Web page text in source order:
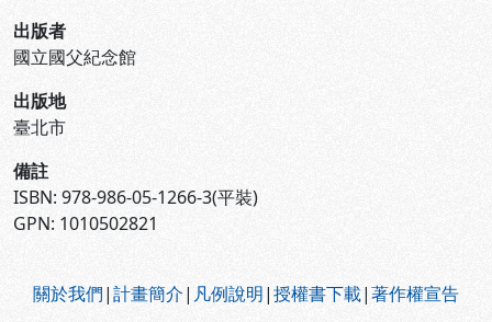
出版者
國立國父紀念館
出版地
臺北市
備註
ISBN: 978-986-05-1266-3(平裝)
GPN: 1010502821
關於我們|計畫簡介| 凡例說明|授權書下載|著作權宣告